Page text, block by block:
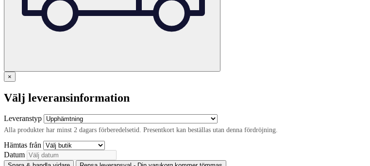
×
Välj leveransinformation
Leveranstyp
Alla produkter har minst 2 dagars förberedelsetid. Presentkort kan beställas utan denna fördröjning.
Hämtas från
Datum